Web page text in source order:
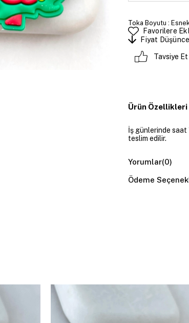
Toka Boyutu :
Favorilere
Fiyat
Tavsiye Et
Ürün Özellikleri
İş günlerinde saat
teslim edilir.
Yorumlar(0)
Ödeme